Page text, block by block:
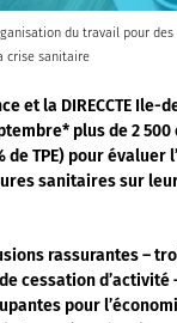
du travail pour
crise sanitaire
et la DIRECCTE Ile-
plus de 2
TPE) pour évaluer
sanitaires sur
rassurantes –
cessation d’activité
pour